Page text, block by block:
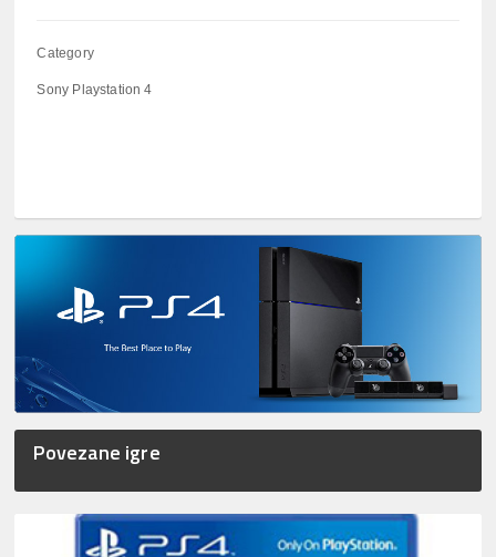
Category
Sony Playstation 4
Povezane igre